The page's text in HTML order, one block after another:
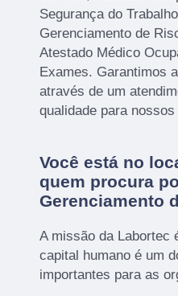
Segurança do
Gerenciamento de
Atestado Médico
Exames. Garantimos
através de um
qualidade para
Você está no
quem procura
Gerenciamento
A missão da Labortec
capital humano é um
importantes para as